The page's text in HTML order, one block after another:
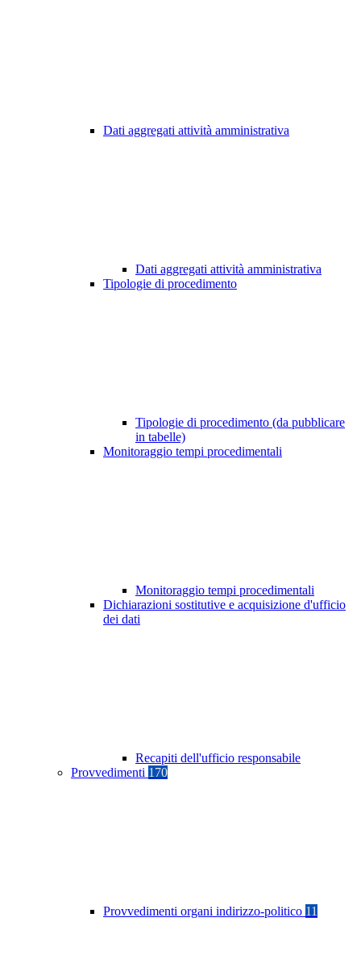
Dati aggregati attività amministrativa
Dati aggregati attività amministrativa
Tipologie di procedimento
Tipologie di procedimento (da pubblicare
in tabelle)
Monitoraggio tempi procedimentali
Monitoraggio tempi procedimentali
Dichiarazioni sostitutive e acquisizione d'ufficio
dei dati
Recapiti dell'ufficio responsabile
Provvedimenti 170
Provvedimenti organi indirizzo-politico 11